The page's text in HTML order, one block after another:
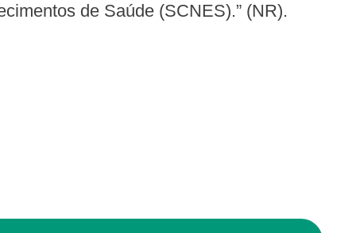
de Saúde (SCNES).” (NR).